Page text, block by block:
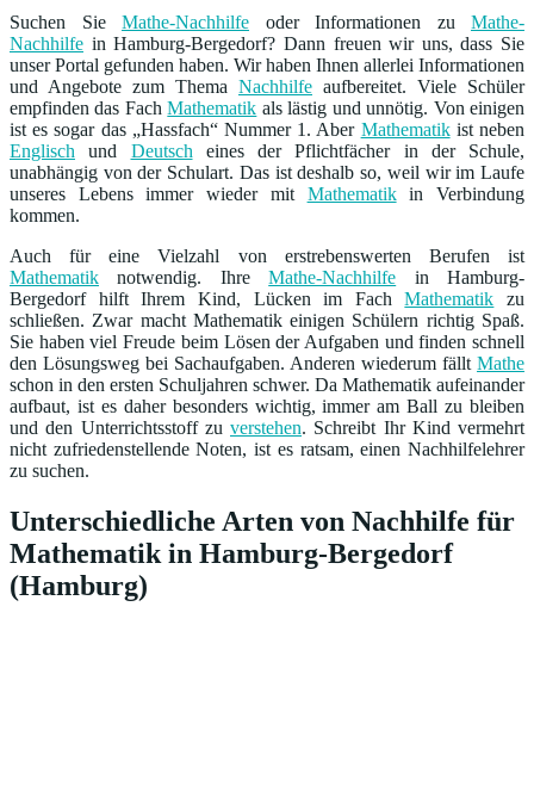
Suchen Sie Mathe-Nachhilfe oder Informationen zu Mathe-
Nachhilfe in Hamburg-Bergedorf? Dann freuen wir uns, dass Sie
unser Portal gefunden haben. Wir haben Ihnen allerlei Informationen
und Angebote zum Thema Nachhilfe aufbereitet. Viele Schüler
empfinden das FachMathematik als lästig und unnötig. Von einigen
ist es sogar das „Hassfach“ Nummer 1. Aber Mathematikist neben
Englisch und Deutsch eines der Pflichtfächer in der Schule,
unabhängig von der Schulart. Das ist deshalb so, weil wir im Laufe
unseres Lebens immer wieder mit Mathematikin Verbindung
kommen.
Auch für eine Vielzahl von erstrebenswerten Berufen ist
Mathematik notwendig. IhreMathe-Nachhilfe in Hamburg-
Bergedorf hilft Ihrem Kind, Lücken im FachMathematik zu
schließen. Zwar macht Mathematik einigen Schülern richtig Spaß.
Sie haben viel Freude beim Lösen der Aufgaben und finden schnell
den Lösungsweg bei Sachaufgaben. Anderen wiederum fällt Mathe
schon in den ersten Schuljahren schwer. Da Mathematik aufeinander
aufbaut, ist es daher besonders wichtig, immer am Ball zu bleiben
und den Unterrichtsstoff zu verstehen. Schreibt Ihr Kind vermehrt
nicht zufriedenstellende Noten, ist es ratsam, einen Nachhilfelehrer
zu suchen.
Unterschiedliche Arten von Nachhilfe für
Mathematik in Hamburg-Bergedorf
(Hamburg)